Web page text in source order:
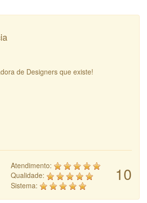
de Designers que existe!
10
Atendimento:
Qualidade:
Sistema: